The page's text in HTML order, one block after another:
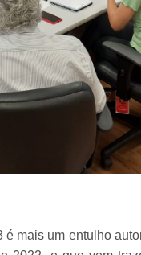
mais um entulho